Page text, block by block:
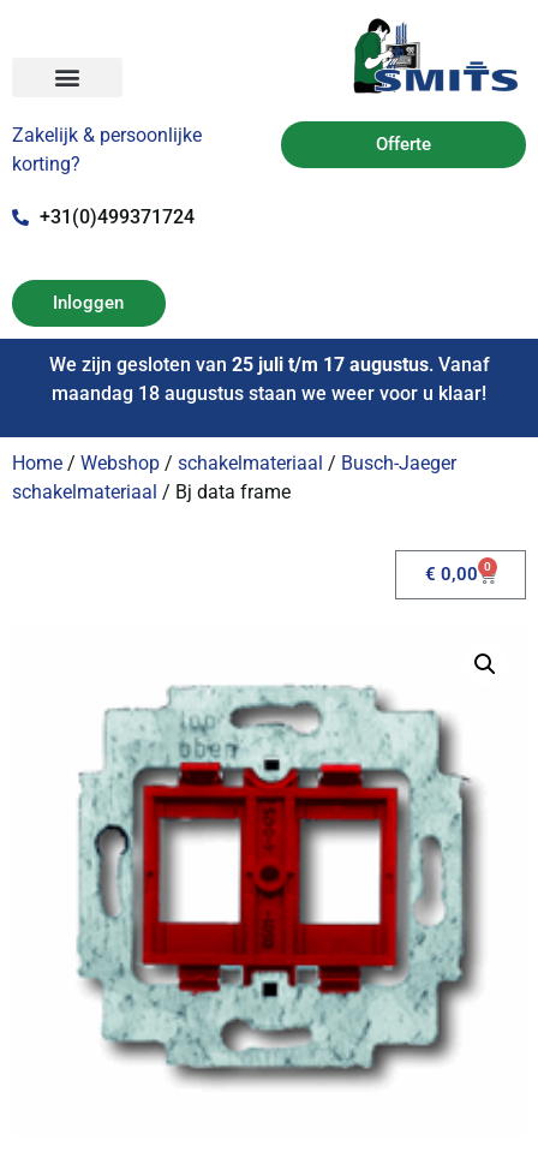
Zakelijk & persoonlijke
korting?
+31(0)499371724
Offerte
Inloggen
We zijn gesloten van 25 juli t/m 17 augustus. Vanaf
maandag 18 augustus staan we weer voor u klaar!
Home / Webshop / schakelmateriaal / Busch-Jaeger
schakelmateriaal / Bj data frame
€ 0,00 0